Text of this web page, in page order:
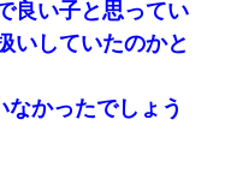
て未だに人生が立ち直
りするわけじゃない。
→ その後に結納金の話を
良い子と思ってい
いしていたのかと
かったでしょう